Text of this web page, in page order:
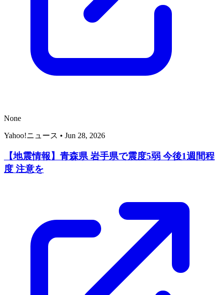
None
Yahoo!ニュース • Jun 28, 2026
【地震情報】青森県 岩手県で震度5弱 今後1週間程
度 注意を